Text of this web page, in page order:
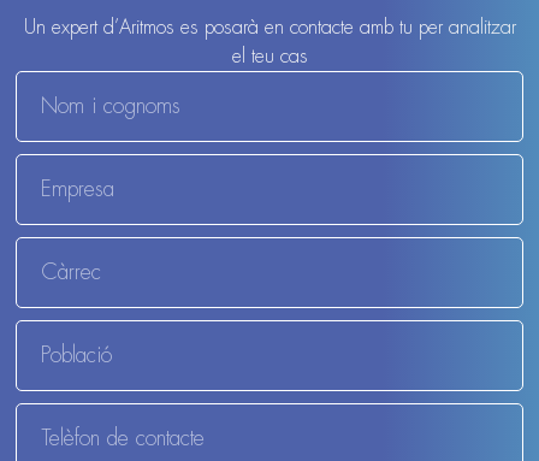
Un expert d’Aritmos es posarà en contacte amb tu per analitzar
el teu cas